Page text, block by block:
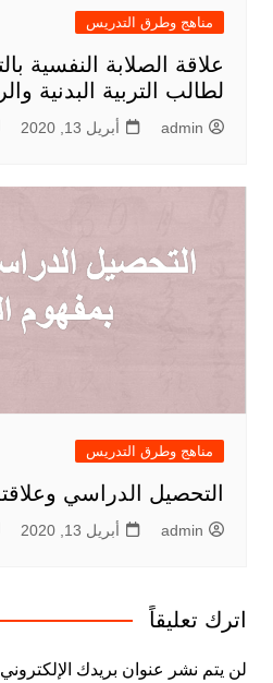
مناهج وطرق التدريس
علاقة الصلابة النفسية
لطالب التربية البدنية
admin أبريل 13, 2020
مناهج وطرق التدريس
التحصيل الدراسي
admin أبريل 13, 2020
اترك تعليقاً
لن يتم نشر عنوان بريدك